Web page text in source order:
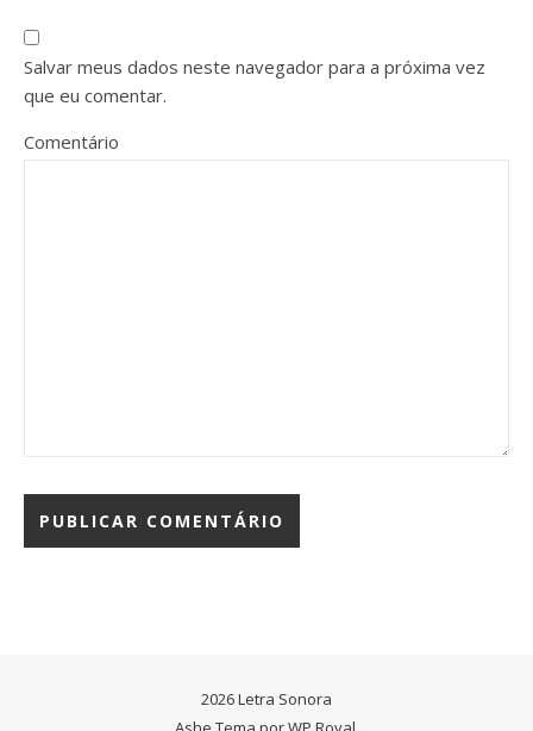
Salvar meus dados neste navegador para a próxima vez
que eu comentar.
Comentário
2026 Letra Sonora